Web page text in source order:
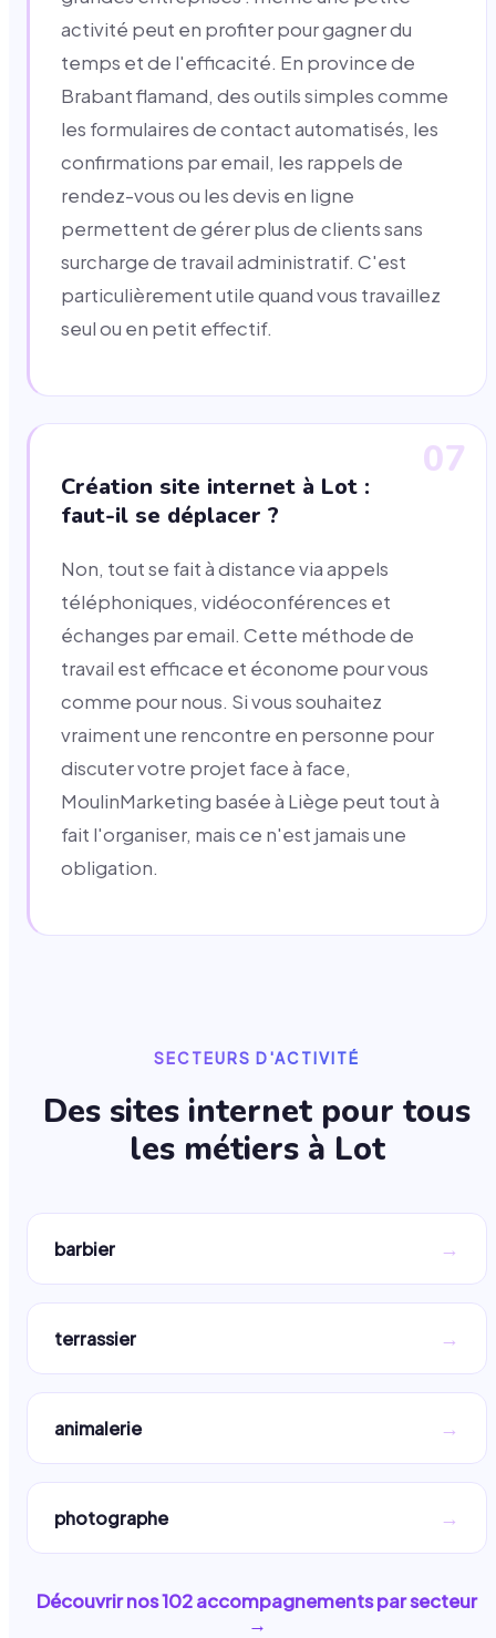
activité peut en profiter pour gagner du
temps et de l'efficacité. En province de
Brabant flamand, des outils simples comme
les formulaires de contact automatisés, les
confirmations par email, les rappels de
rendez-vous ou les devis en ligne
permettent de gérer plus de clients sans
surcharge de travail administratif. C'est
particulièrement utile quand vous travaillez
seul ou en petit effectif.
07
Création site internet à Lot :
faut-il se déplacer ?
Non, tout se fait à distance via appels
téléphoniques, vidéoconférences et
échanges par email. Cette méthode de
travail est efficace et économe pour vous
comme pour nous. Si vous souhaitez
vraiment une rencontre en personne pour
discuter votre projet face à face,
MoulinMarketing basée à Liège peut tout à
fait l'organiser, mais ce n'est jamais une
obligation.
SECTEURS D'ACTIVITÉ
Des sites internet pour tous
les métiers à Lot
barbier →
terrassier →
animalerie →
photographe →
Découvrir nos102accompagnements par secteur
→